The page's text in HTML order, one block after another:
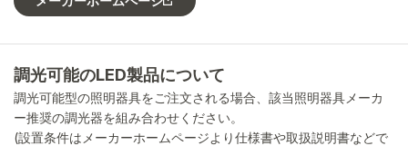
調光可能のLED製品について
調光可能型の照明器具をご注文される場合、該当照明器具メーカ
ー推奨の調光器を組み合わせください。
(設置条件はメーカーホームページより仕様書や取扱説明書などで